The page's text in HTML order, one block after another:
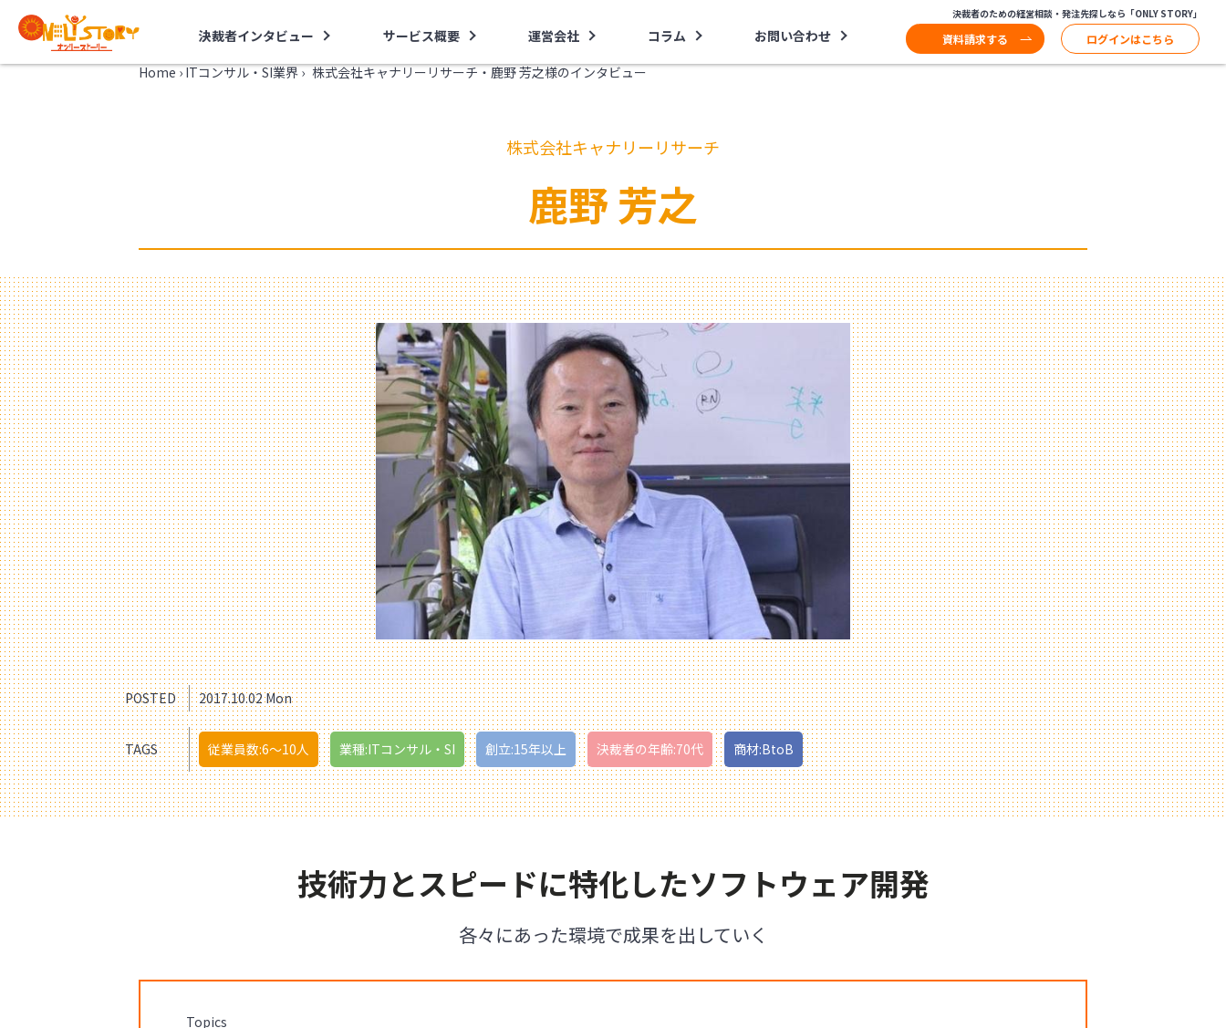
決裁者インタビュー サービス概要 運営会社 コラム お問い合わせ
決裁者のための経営相談・発注先探しなら「ONLY STORY」
資料請求する ログインはこちら
Home › ITコンサル・SI業界 › 株式会社キャナリーリサーチ・鹿野 芳之様のインタビュー
株式会社キャナリーリサーチ
鹿野 芳之
POSTED 2017.10.02 Mon
TAGS 従業員数:6～10人 業種:ITコンサル・SI 創立:15年以上 決裁者の年齢:70代 商材:BtoB
技術力とスピードに特化したソフトウェア開発
各々にあった環境で成果を出していく
Topics